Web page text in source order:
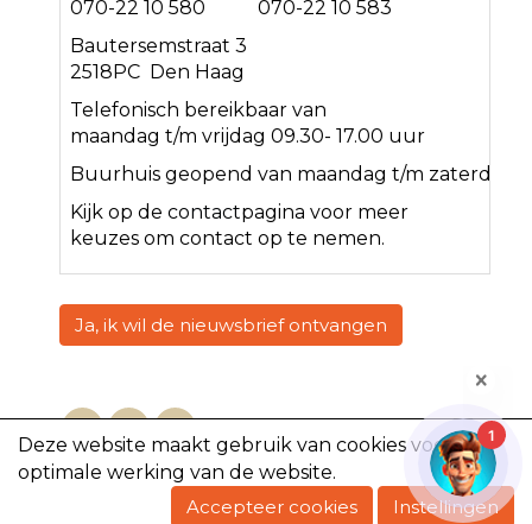
Deze website maakt gebruik van cookies voor een
optimale werking van de website.
Accepteer cookies
Instellingen
070-22 10 580 070-22 10 583
Bautersemstraat 3
2518PC Den Haag
Telefonisch bereikbaar van
maandag t/m vrijdag 09.30- 17.00 uur
Buurhuis geopend van maandag t/m zaterdag<
Kijk op de contactpagina voor meer
keuzes om contact op te nemen.
Ja, ik wil de nieuwsbrief ontvangen
Copyright @2023, De Volharding
1